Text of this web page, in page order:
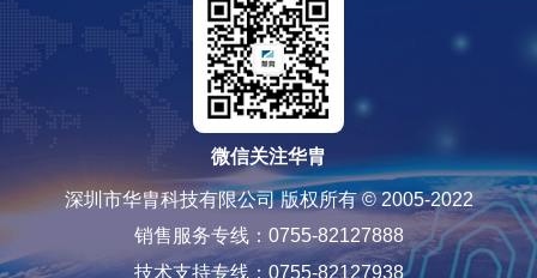
微信关注华胄
深圳市华胄科技有限公司 版权所有 © 2005-2022
销售服务专线：0755-82127888
技术支持专线：0755-82127938